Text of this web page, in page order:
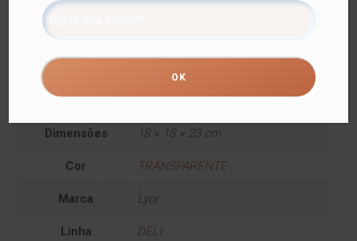
Informação adicional
Informação adicional
Peso 2 kg
Dimensões 18 × 18 × 23 cm
Cor TRANSPARENTE
Marca Lyor
Linha DELI